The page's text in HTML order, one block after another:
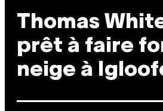
Thomas
prêt à faire
neige à